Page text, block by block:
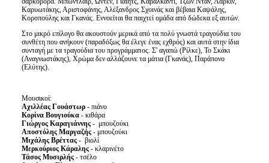
Καρυωτάκης, Αριστοφάνης, Αλέξανδρος Σχοινάς και βέβαια Καψάλης,
Κοροπούλης και Γκανάς. Εννοείται θα παιχτεί ομάδα από δώδεκα εξ αυτών.
Στο μικρό επίλογο θα ακουστούν μερικά από τα πολύ γνωστά τραγούδια του
συνθέτη που ανήκουν (παραδόξως θα έλεγε ένας εχθρός) και αυτά στην ίδια
συνταγή με τα τραγούδια του προγράμματος. Σ' αγαπώ (Ρίλκε), Το Σκάκι
(Αναγνωστάκης), Χρώμα δεν αλλάζουνε τα μάτια (Γκανάς), Παράπονο
(Ελύτης).
Μουσικοί:
Αχιλλέας Γουάστωρ- πιάνο
Κορίνα Βουγιούκα- κιθάρα
Γιώργος Καραγιάννης- μπουζούκι
Αποστόλης Μαργαζής- μπουζούκι
Μιχάλης Βρέττας- βιολί
Μερκούριος Κάραλης- κλαρινέτο
Τάσος Μυσιρλής- τσέλο